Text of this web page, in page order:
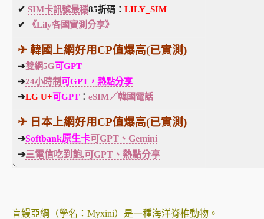
✔ SIM卡訊號最穩85折碼： LILY_SIM
✔
《Lily各國實測分享》
✈ 韓國上網好用CP值爆高(已實測)
➔雙網5G可GPT
➔24小時制 可GPT，熱點分享
➔LG U+可GPT ： eSIM／韓國電話
✈ 日本上網好用CP值爆高(已實測)
➔Softbank原生卡可GPT、Gemini
➔三電信吃到飽,可GPT、熱點分享
盲鰻亞綱（學名：Myxini）是一種海洋脊椎動物。